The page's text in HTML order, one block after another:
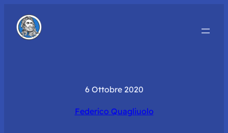
6 Ottobre 2020
Federico Quagliuolo